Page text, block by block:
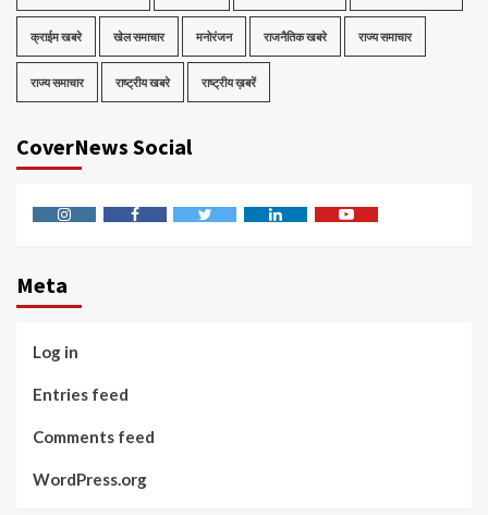
क्राईम खबरे खेल समाचार मनोरंजन राजनैतिक खबरे राज्य समाचार
राज्य समाचार राष्ट्रीय खबरे राष्ट्रीय ख़बरें
CoverNews Social
Meta
Log in
Entries feed
Comments feed
WordPress.org